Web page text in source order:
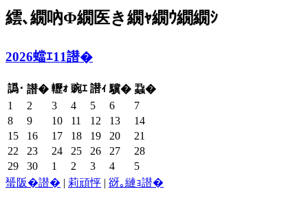
繧､繝吶Φ繝医き繝ｬ繝ｳ繝繝ｼ
2026蟷ｴ11譛�
譌･ 譛� 轣ｫ 豌ｴ 譛ｨ 驥� 蝨�
1
2 3 4 5 6
7
8
9 10 11 12 13
14
15
16 17 18 19 20
21
22
23 24 25 26 27
28
29
30 1 2 3 4
5
蜑阪�譛� | 莉頑怦 | 谺｡縺ｮ譛�